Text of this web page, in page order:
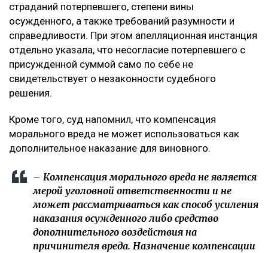
страданий потерпевшего, степени вины
осужденного, а также требований разумности и
справедливости. При этом апелляционная инстанция
отдельно указала, что несогласие потерпевшего с
присужденной суммой само по себе не
свидетельствует о незаконности судебного
решения.
Кроме того, суд напомнил, что компенсация
морального вреда не может использоваться как
дополнительное наказание для виновного.
– Компенсация морального вреда не является
мерой уголовной ответственности и не
может рассматриваться как способ усиления
наказания осужденного либо средство
дополнительного воздействия на
причинителя вреда. Назначение компенсации